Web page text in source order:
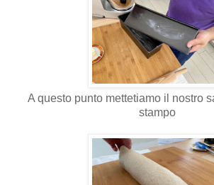
A questo punto mettetiamo il nostro
stampo